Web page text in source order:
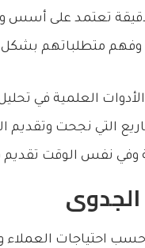
تعتمد على أسس
وفهم متطلباتهم
العلمية في
التي نجحت وتقديم
وفي نفس الوقت تقديم
احتياجات